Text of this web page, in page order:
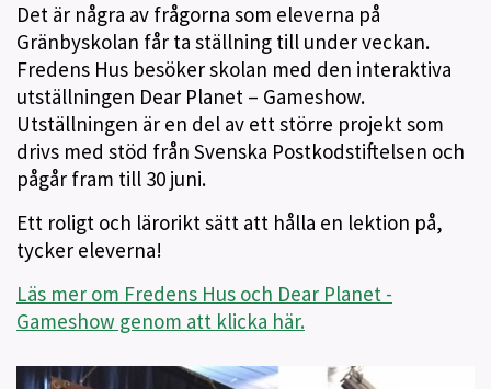
Det är några av frågorna som eleverna på
Gränbyskolan får ta ställning till under veckan.
Fredens Hus besöker skolan med den interaktiva
utställningen Dear Planet – Gameshow.
Utställningen är en del av ett större projekt som
drivs med stöd från Svenska Postkodstiftelsen och
pågår fram till 30 juni.
Ett roligt och lärorikt sätt att hålla en lektion på,
tycker eleverna!
Läs mer om Fredens Hus och Dear Planet -
Gameshow genom att klicka här.